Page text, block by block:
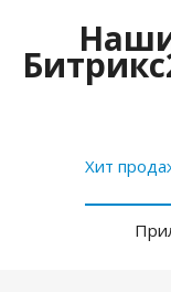
Хит